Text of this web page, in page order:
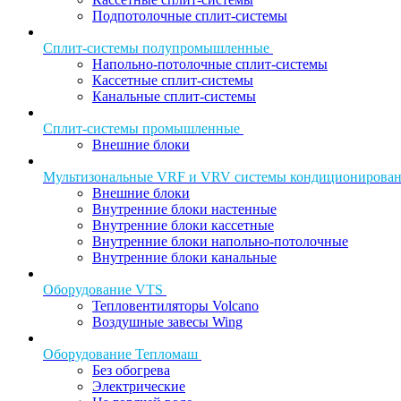
Подпотолочные сплит-системы
Сплит-системы полупромышленные
Напольно-потолочные сплит-системы
Кассетные сплит-системы
Канальные сплит-системы
Сплит-системы промышленные
Внешние блоки
Мультизональные VRF и VRV системы
Внешние блоки
Внутренние блоки настенные
Внутренние блоки кассетные
Внутренние блоки напольно-потолочные
Внутренние блоки канальные
Оборудование VTS
Тепловентиляторы Volcano
Воздушные завесы Wing
Оборудование Тепломаш
Без обогрева
Электрические